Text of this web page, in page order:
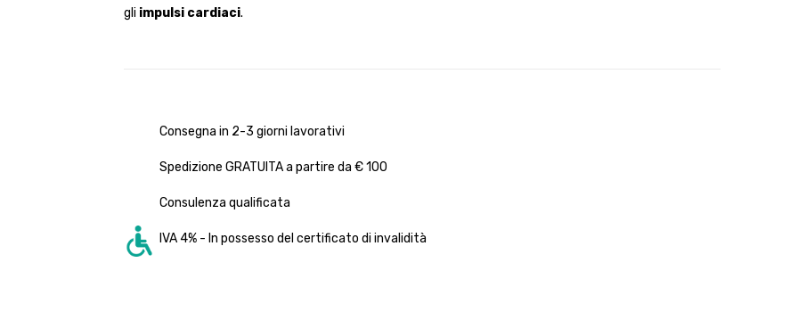
gli impulsi cardiaci.
Consegna in 2-3 giorni lavorativi
Spedizione GRATUITA a partire da € 100
Consulenza qualificata
IVA 4% - In possesso del certificato di invalidità